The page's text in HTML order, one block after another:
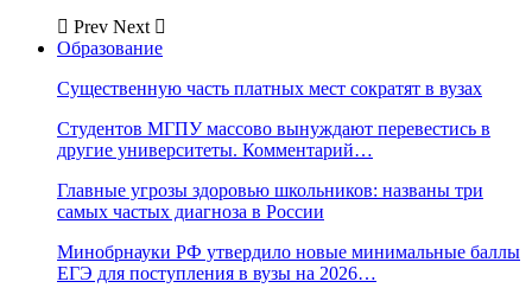
Prev Next
Образование
Существенную часть платных мест сократят в вузах
Студентов МГПУ массово вынуждают перевестись в
другие университеты. Комментарий…
Главные угрозы здоровью школьников: названы три
самых частых диагноза в России
Минобрнауки РФ утвердило новые минимальные баллы
ЕГЭ для поступления в вузы на 2026…